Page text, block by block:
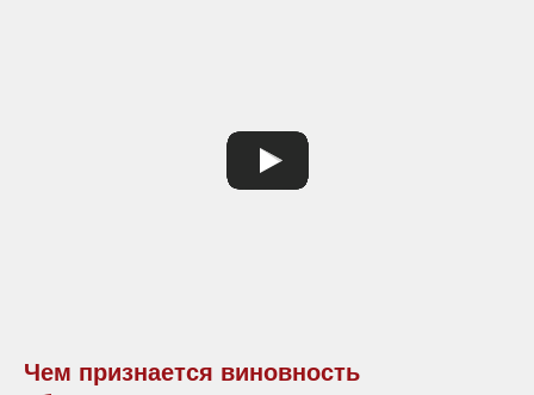
Чем признается виновность